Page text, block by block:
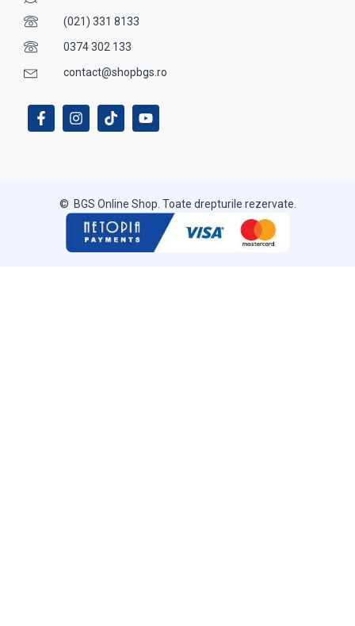
(021) 331 8133
0374 302 133
contact@shopbgs.ro
© BGS Online Shop. Toate drepturile rezervate.